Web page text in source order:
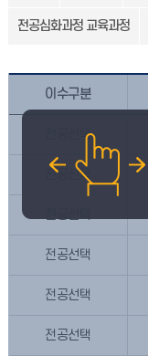
전공심화과정 교육과정
이수구분
전공선택
전공선택
전공선택
전공선택
전공선택